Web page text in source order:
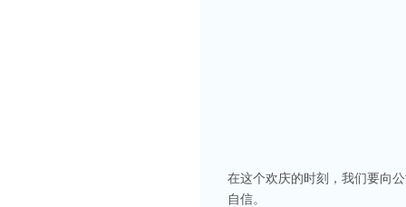
在这个欢庆的时刻，我们要向
自信。